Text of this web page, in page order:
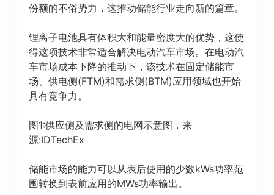
份额的不俗势力，这推动储能行业走向新的篇章。
锂离子电池具有体积大和能量密度大的优势，这使
得这项技术非常适合解决电动汽车市场。在电动汽
车市场成本下降的推动下，该技术在固定储能市
场、供电侧(FTM)和需求侧(BTM)应用领域也开始
具有竞争力。
图1:供应侧及需求侧的电网示意图，来
源:IDTechEx
储能市场的能力可以从表后使用的少数kWs功率范
围转换到表前应用的MWs功率输出。